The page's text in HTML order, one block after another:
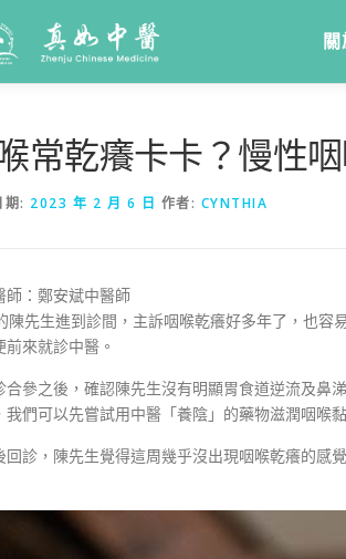
常乾癢卡卡？慢性
期: 2023 年 2 月 6 日 作者: CYNTHIA
師：鄭安斌中醫師
陳先生進到診間，主訴咽喉乾癢好多年了，也
前來就診中醫。
合參之後，確認陳先生沒有明顯胃食道逆流及鼻
我們可以先嘗試用中醫「養陰」的藥物滋潤咽喉
回診，陳先生覺得這周幾乎沒出現咽喉乾癢的感